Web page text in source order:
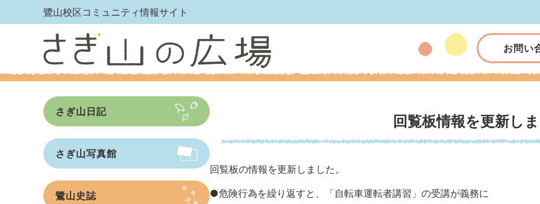
鷺山校区コミュニティ情報サイト
お問い
回覧板情報を更新しま
回覧板の情報を更新しました。
●危険行為を繰り返すと、「自転車運転者講習」の受講が義務に
さぎ山日記
さぎ山写真館
鷺山史誌